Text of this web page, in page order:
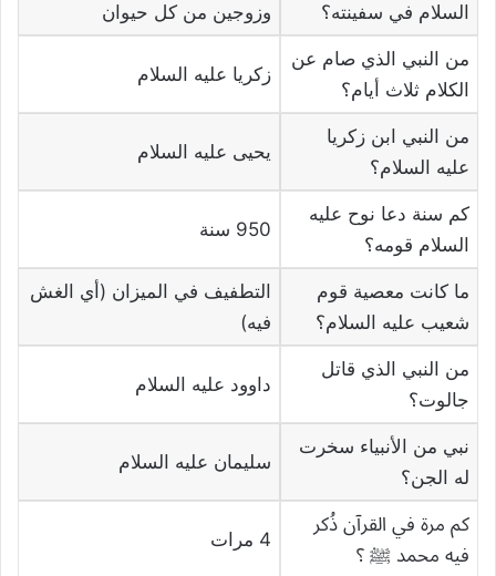
السلام في سفينته؟
وزوجين من كل حيوان
من النبي الذي صام عن
الكلام ثلاث أيام؟
زكريا عليه السلام
من النبي ابن زكريا
عليه السلام؟
يحيى عليه السلام
كم سنة دعا نوح عليه
السلام قومه؟
950 سنة
ما كانت معصية قوم
شعيب عليه السلام؟
التطفيف في الميزان (أي الغش
فيه)
من النبي الذي قاتل
جالوت؟
داوود عليه السلام
نبي من الأنبياء سخرت
له الجن؟
سليمان عليه السلام
كم مرة في القرآن ذُكر
فيه محمد ﷺ ؟
4 مرات